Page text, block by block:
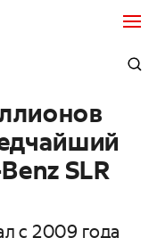
SLR
с 2009 года